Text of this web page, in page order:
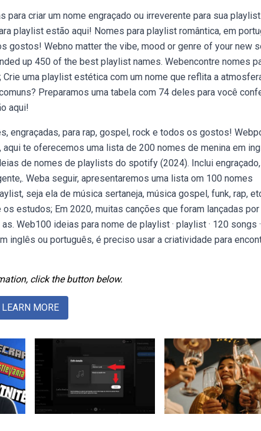
criar um nome engraçado ou irreverente para sua
playlist estão aqui! Nomes para playlist romântica, em
gostos! Webno matter the vibe, mood or genre of your new
up 450 of the best playlist names. Webencontre nomes
uma playlist estética com um nome que reflita a
Preparamos uma tabela com 74 deles para você
aqui!
engraçadas, para rap, gospel, rock e todos os gostos!
te oferecemos uma lista de 200 nomes de menina em
de nomes de playlists do spotify (2024). Inclui engraçado,
Weba seguir, apresentaremos uma lista om 100 nomes
seja ela de música sertaneja, música gospel, funk, rap,
estudos; Em 2020, muitas canções que foram lançadas por
Web100 ideias para nome de playlist · playlist · 120 songs
inglês ou português, é preciso usar a criatividade para
click the button below.
LEARN MORE